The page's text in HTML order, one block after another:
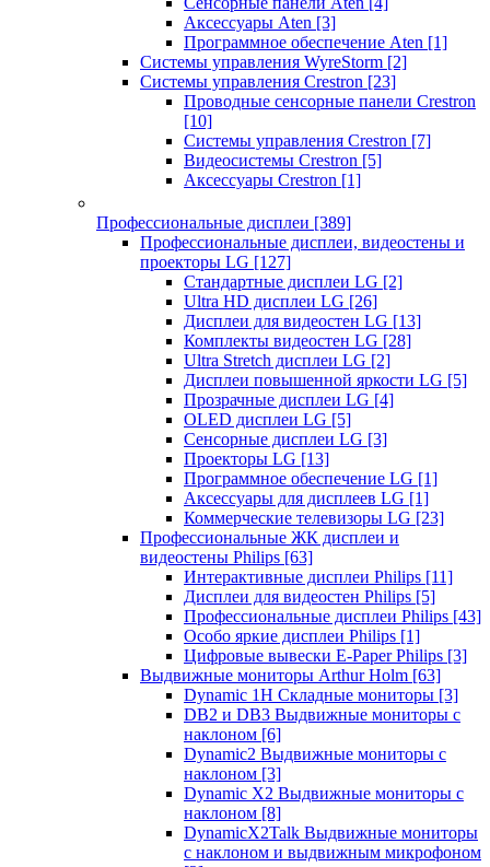
Аксессуары Aten [3]
Программное обеспечение Aten [1]
Системы управления WyreStorm [2]
Системы управления Crestron [23]
Проводные сенсорные панели Crestron
[10]
Системы управления Crestron [7]
Видеосистемы Crestron [5]
Аксессуары Crestron [1]
Профессиональные дисплеи [389]
Профессиональные дисплеи, видеостены и
проекторы LG [127]
Стандартные дисплеи LG [2]
Ultra HD дисплеи LG [26]
Дисплеи для видеостен LG [13]
Комплекты видеостен LG [28]
Ultra Stretch дисплеи LG [2]
Дисплеи повышенной яркости LG [5]
Прозрачные дисплеи LG [4]
OLED дисплеи LG [5]
Сенсорные дисплеи LG [3]
Проекторы LG [13]
Программное обеспечение LG [1]
Аксессуары для дисплеев LG [1]
Коммерческие телевизоры LG [23]
Профессиональные ЖК дисплеи и
видеостены Philips [63]
Интерактивные дисплеи Philips [11]
Дисплеи для видеостен Philips [5]
Профессиональные дисплеи Philips [43]
Особо яркие дисплеи Philips [1]
Цифровые вывески E-Paper Philips [3]
Выдвижные мониторы Arthur Holm [63]
Dynamic 1Н Складные мониторы [3]
DB2 и DB3 Выдвижные мониторы с
наклоном [6]
Dynamic2 Выдвижные мониторы с
наклоном [3]
Dynamic X2 Выдвижные мониторы с
наклоном [8]
DynamicX2Talk Выдвижные мониторы
с наклоном и выдвижным микрофоном